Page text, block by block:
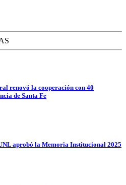
renovó la cooperación con 40
de Santa Fe
aprobó la Memoria Institucional 2025